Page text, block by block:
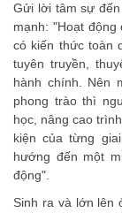
Gửi lời tâm sự
mạnh: "Hoạt
có kiến thức toàn
tuyên truyền,
hành chính. Nên
phong trào thì
học, nâng cao
kiện của từng
hướng đến một
động".
Sinh ra và lớn lên